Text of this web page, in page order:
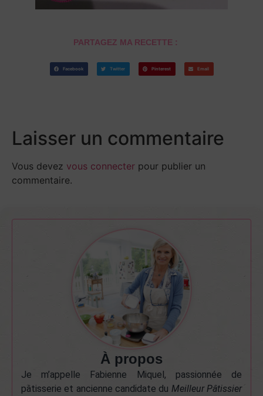
PARTAGEZ MA RECETTE :
Facebook Twitter Pinterest Email
Laisser un commentaire
Vous devez vous connecter pour publier un
commentaire.
À propos
Je m’appelle Fabienne Miquel, passionnée de
pâtisserie et ancienne candidate du Meilleur Pâtissier